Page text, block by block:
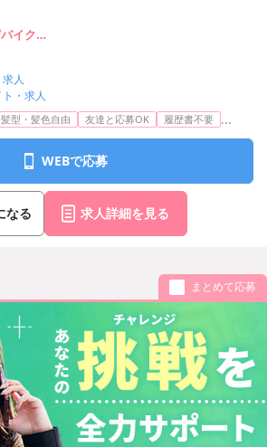
イク
ら車6分、徒歩19分
人
・求人
髪型・髪色自由 友達と応募OK 履歴書不要 ...
WEBで応募
なる 求人詳細を見る
まとめて応募